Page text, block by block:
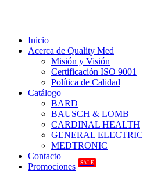
Inicio
Acerca de Quality Med
Misión y Visión
Certificación ISO 9001
Política de Calidad
Catálogo
BARD
BAUSCH & LOMB
CARDINAL HEALTH
GENERAL ELECTRIC
MEDTRONIC
Contacto
Promociones
SALE